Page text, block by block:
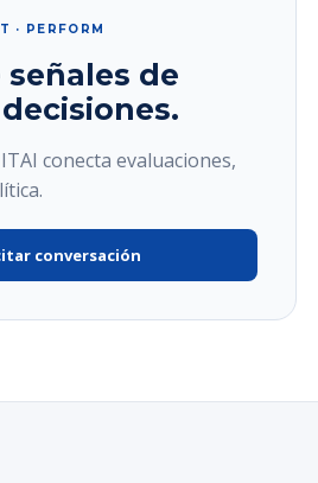
· PERFORM
de
conecta evaluaciones,
conversación